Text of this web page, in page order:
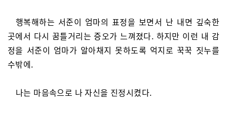
행복해하는 서준이 엄마의 표정을 보면서 난 내면 깊숙한
곳에서 다시 꿈틀거리는 증오가 느껴졌다. 하지만 이런 내 감
정을 서준이 엄마가 알아채지 못하도록 억지로 꾹꾹 짓누를
수밖에.
나는 마음속으로 나 자신을 진정시켰다.